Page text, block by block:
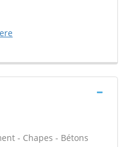
- Chapes - Bétons